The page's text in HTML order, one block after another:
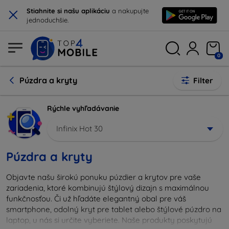
× Stiahnite si našu aplikáciu a nakupujte
jednoduchšie.
0
Púzdra a kryty Filter
Rýchle vyhľadávanie
Infinix Hot 30
Púzdra a kryty
Objavte našu širokú ponuku púzdier a krytov pre vaše
zariadenia, ktoré kombinujú štýlový dizajn s maximálnou
funkčnosťou. Či už hľadáte elegantný obal pre váš
smartphone, odolný kryt pre tablet alebo štýlové púzdro na
laptop, u nás si určite vyberiete. Naše produkty poskytujú